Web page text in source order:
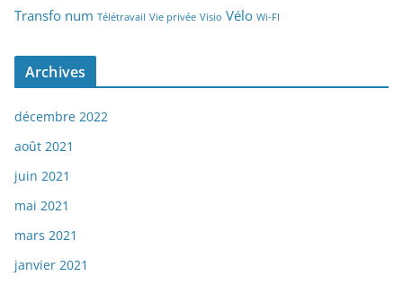
Transfo num Télétravail Vie privée Visio Vélo Wi-FI
Archives
décembre 2022
août 2021
juin 2021
mai 2021
mars 2021
janvier 2021